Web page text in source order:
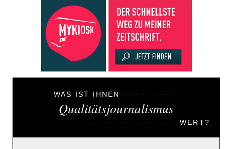
WAS IST IHNEN
Qualitätsjournalismus
WERT?